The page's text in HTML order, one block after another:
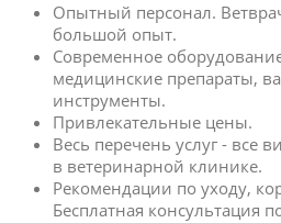
Опытный персонал.
большой опыт.
Современное
медицинские препараты,
инструменты.
Привлекательные цены.
Весь перечень услуг - все
в ветеринарной клинике.
Рекомендации по уходу,
Бесплатная консультация